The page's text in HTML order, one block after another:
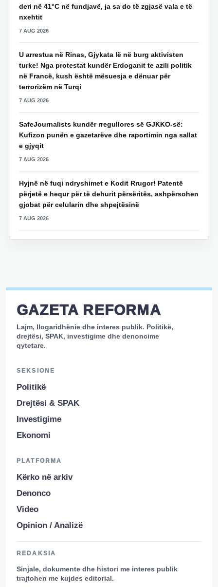
deri në 41°C në fundjavë, ja sa do të zgjasë vala e të
nxehtit
7 AUG 2026
U arrestua në Rinas, Gjykata lë në burg aktivisten
turke! Nga protestat kundër Erdoganit te azili politik
në Francë, kush është mësuesja e dënuar për
terrorizëm në Turqi
7 AUG 2026
SafeJournalists kundër rregullores së GJKKO-së:
Kufizon punën e gazetarëve dhe raportimin nga sallat
e gjyqit
7 AUG 2026
Hyjnë në fuqi ndryshimet e Kodit Rrugor! Patentë
përjetë e hequr për të dehurit përsëritës, ashpërsohen
gjobat për celularin dhe shpejtësinë
7 AUG 2026
GAZETA REFORMA
Lajm, llogaridhënie dhe interes publik. Politikë,
drejtësi, SPAK, investigime dhe denoncime
qytetare.
SEKSIONE
Politikë
Drejtësi & SPAK
Investigime
Ekonomi
PLATFORMA
Kërko në arkiv
Denonco
Video
Opinion / Analizë
REDAKSIA
Sinjale, dokumente dhe histori me interes publik
trajtohen me kujdes editorial.